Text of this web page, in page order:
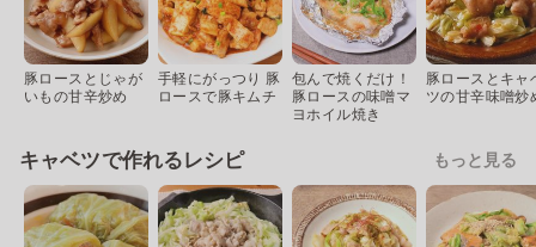
豚ロースとじゃが
いもの甘辛炒め
手軽にがっつり 豚
ロースで豚キムチ
包んで焼くだけ！
豚ロースの味噌マ
ヨホイル焼き
豚ロースとキャ
ツの甘辛味噌炒
キャベツで作れるレシピ もっと見る